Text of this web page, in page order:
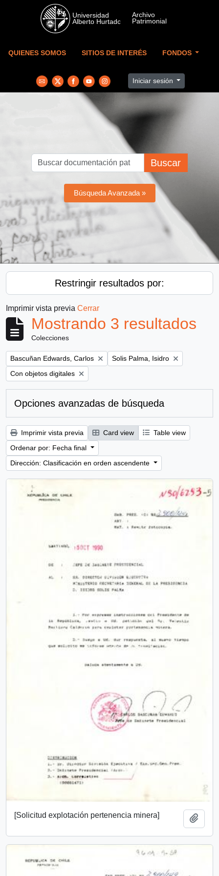
Skip to main content
QUIENES SOMOS SITIOS DE INTERÉS FONDOS
Iniciar sesión
Buscar
Búsqueda Avanzada »
Restringir resultados por:
Imprimir vista previa Cerrar
Mostrando 3 resultados
Colecciones
Remove filter:
Bascuñan Edwards, Carlos Remove filter:
Solis Palma, Isidro
Remove filter:
Con objetos digitales
Opciones avanzadas de búsqueda
Imprimir vista previa Card view
Table view
Ordenar por: Fecha final
Dirección: Clasificación en orden ascendente
[Solicitud explotación pertenencia minera]